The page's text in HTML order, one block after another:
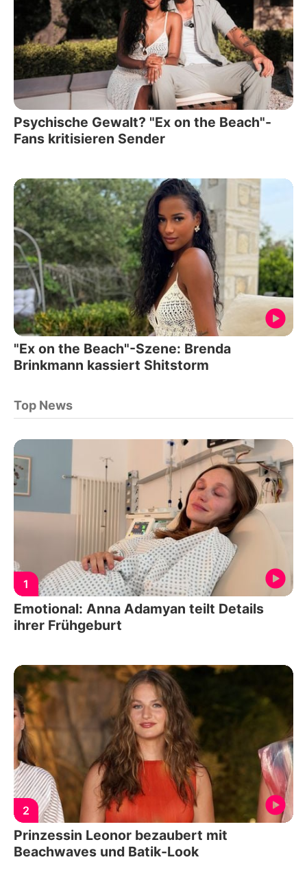
Psychische Gewalt? "Ex on the Beach"-
Fans kritisieren Sender
"Ex on the Beach"-Szene: Brenda
Brinkmann kassiert Shitstorm
Top News
1
Emotional: Anna Adamyan teilt Details
ihrer Frühgeburt
2
Prinzessin Leonor bezaubert mit
Beachwaves und Batik-Look